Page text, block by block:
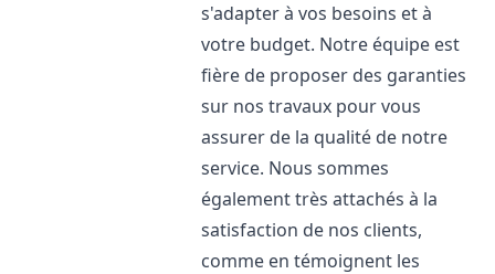
s'adapter à vos besoins et à
votre budget. Notre équipe est
fière de proposer des garanties
sur nos travaux pour vous
assurer de la qualité de notre
service. Nous sommes
également très attachés à la
satisfaction de nos clients,
comme en témoignent les